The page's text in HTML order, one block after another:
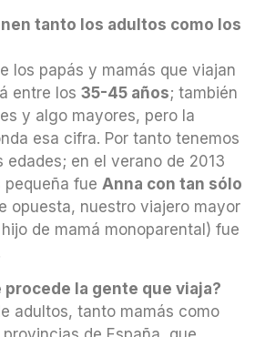
tanto los adultos como los
los papás y mamás que viajan
entre los 35-45 años; también
y algo mayores, pero la
esa cifra. Por tanto tenemos
edades; en el verano de 2013
fue Anna con tan sólo
opuesta, nuestro viajero mayor
de mamá monoparental) fue
procede la gente que viaja?
adultos, tanto mamás como